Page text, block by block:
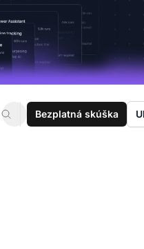
Bezplatná skúška